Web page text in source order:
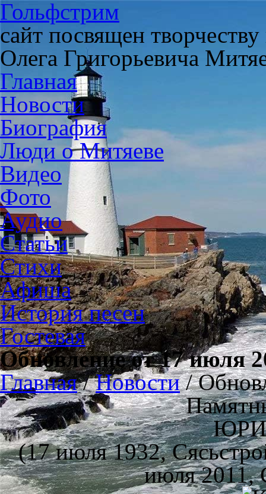
Гольфстрим
сайт посвящен
Олега Григорьевича
Главная
Новости
Биография
Люди о Митяеве
Видео
Фото
Аудио
Статьи
Стихи
Афиша
История песен
Гостевая
Обновление от 17 июля
Главная/Новости/
(17 июля 1932,
июля 2011,